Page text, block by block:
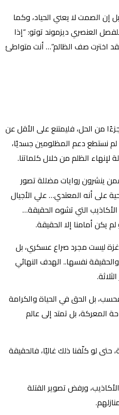
الصمت لا يعني الحياد، وكما
العنصري ديزموند توتو: “إذا
اخترت صف الظالم”… أنت متواطئ
من الحل، فليمتنع على الأقل عن
لم نستطع دعم المظلومين جسديًا،
لإنهاء الظلم من خلال كلماتنا.
ينشرون روايات مضللة تصور
على أنه المعتدي… علي الأجيال
التي تشوه الحقيقة…
يكن أمامنا إلا الحقيقة.
ليست مجرد صراع عسكري، بل
نفسها.. الهدف النهائي
بل الحق في الحياة والكرامة
المعركة، بل تمتد إلى عالم
لو كلّفنا ذلك غاليًا، فالحقيقة
ورفض تصوير القتلة